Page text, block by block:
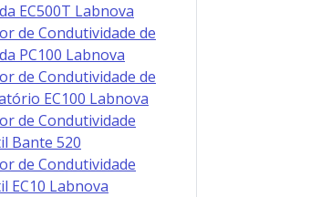
EC500T Labnova
de Condutividade de
PC100 Labnova
de Condutividade de
EC100 Labnova
de Condutividade
Bante 520
de Condutividade
EC10 Labnova